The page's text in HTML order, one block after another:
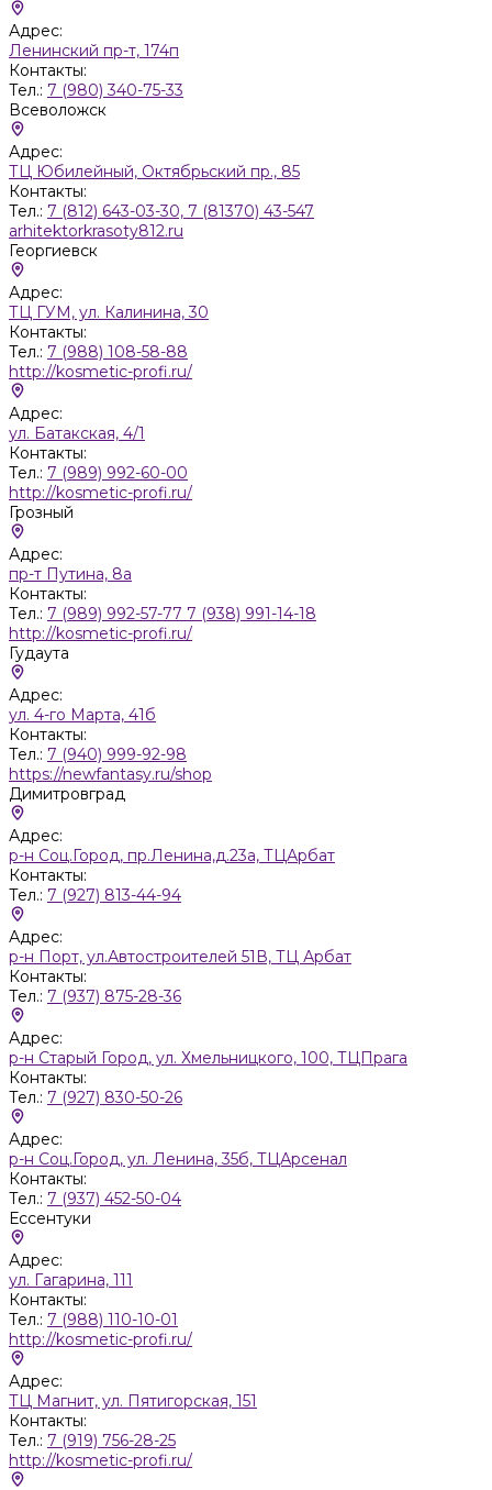
Адрес:
Ленинский пр-т, 174п
Контакты:
Тел.: 7 (980) 340-75-33
Всеволожск
Адрес:
ТЦ Юбилейный, Октябрьский пр., 85
Контакты:
Тел.: 7 (812) 643-03-30, 7 (81370) 43-547
arhitektorkrasoty812.ru
Георгиевск
Адрес:
ТЦ ГУМ, ул. Калинина, 30
Контакты:
Тел.: 7 (988) 108-58-88
http://kosmetic-profi.ru/
Адрес:
ул. Батакская, 4/1
Контакты:
Тел.: 7 (989) 992-60-00
http://kosmetic-profi.ru/
Грозный
Адрес:
пр-т Путина, 8а
Контакты:
Тел.: 7 (989) 992-57-77 7 (938) 991-14-18
http://kosmetic-profi.ru/
Гудаута
Адрес:
ул. 4-го Марта, 41б
Контакты:
Тел.: 7 (940) 999-92-98
https://newfantasy.ru/shop
Димитровград
Адрес:
р-н Соц.Город, пр.Ленина,д.23а, ТЦАрбат
Контакты:
Тел.: 7 (927) 813-44-94
Адрес:
р-н Порт, ул.Автостроителей 51В, ТЦ Арбат
Контакты:
Тел.: 7 (937) 875-28-36
Адрес:
р-н Старый Город, ул. Хмельницкого, 100, ТЦПрага
Контакты:
Тел.: 7 (927) 830-50-26
Адрес:
р-н Соц.Город, ул. Ленина, 35б, ТЦАрсенал
Контакты:
Тел.: 7 (937) 452-50-04
Ессентуки
Адрес:
ул. Гагарина, 111
Контакты:
Тел.: 7 (988) 110-10-01
http://kosmetic-profi.ru/
Адрес:
ТЦ Магнит, ул. Пятигорская, 151
Контакты:
Тел.: 7 (919) 756-28-25
http://kosmetic-profi.ru/